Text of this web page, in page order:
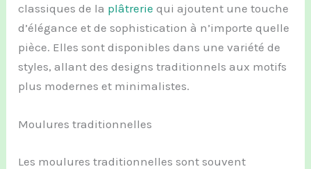
classiques de la plâtrerie qui ajoutent une touche
d’élégance et de sophistication à n’importe quelle
pièce. Elles sont disponibles dans une variété de
styles, allant des designs traditionnels aux motifs
plus modernes et minimalistes.
Moulures traditionnelles
Les moulures traditionnelles sont souvent